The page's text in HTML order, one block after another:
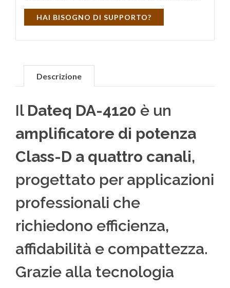
HAI BISOGNO DI SUPPORTO?
Descrizione
Il Dateq DA-4120 è un
amplificatore di potenza
Class-D a quattro canali,
progettato per applicazioni
professionali che
richiedono efficienza,
affidabilità e compattezza.
Grazie alla tecnologia